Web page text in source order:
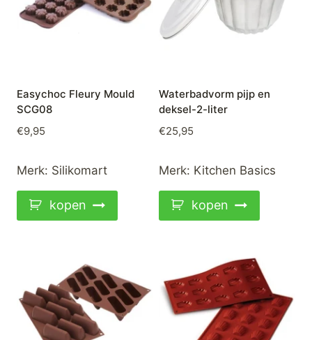
Easychoc Fleury Mould
SCG08
€9,95
Merk: Silikomart
kopen
Waterbadvorm pijp en
deksel-2-liter
€25,95
Merk: Kitchen Basics
kopen